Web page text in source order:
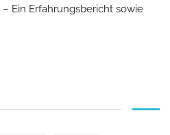
Ein Erfahrungsbericht sowie